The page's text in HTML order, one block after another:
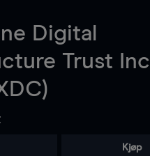
Digital
Trust Inc
Kjøp